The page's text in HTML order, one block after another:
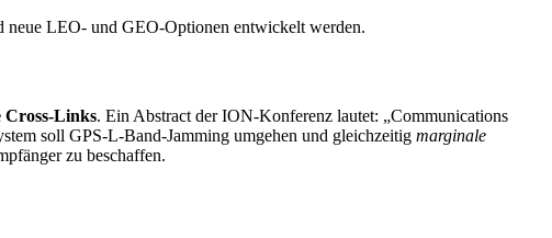
neue LEO- und GEO-Optionen entwickelt werden.
Cross-Links. Ein Abstract der ION-Konferenz lautet: „Communications
soll GPS-L-Band-Jamming umgehen und gleichzeitig marginale
zu beschaffen.